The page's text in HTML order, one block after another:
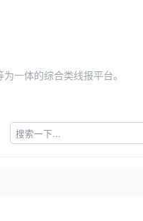
一体的综合类线报平台。